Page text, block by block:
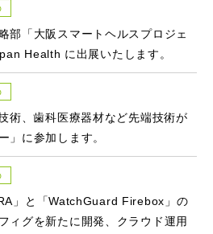
部「大阪スマートヘルスプロジェ
Health に出展いたします。
術、歯科医療器材など先端技術が
」に参加します。
」と「WatchGuard Firebox」の
ィグを新たに開発、クラウド運用